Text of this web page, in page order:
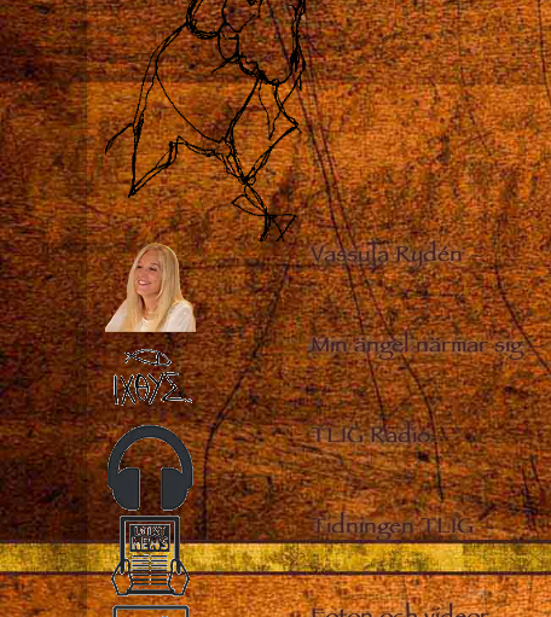
Vassula Rydén–
Min ängel närmar sig–
TLIG Radio–
Tidningen TLIG–